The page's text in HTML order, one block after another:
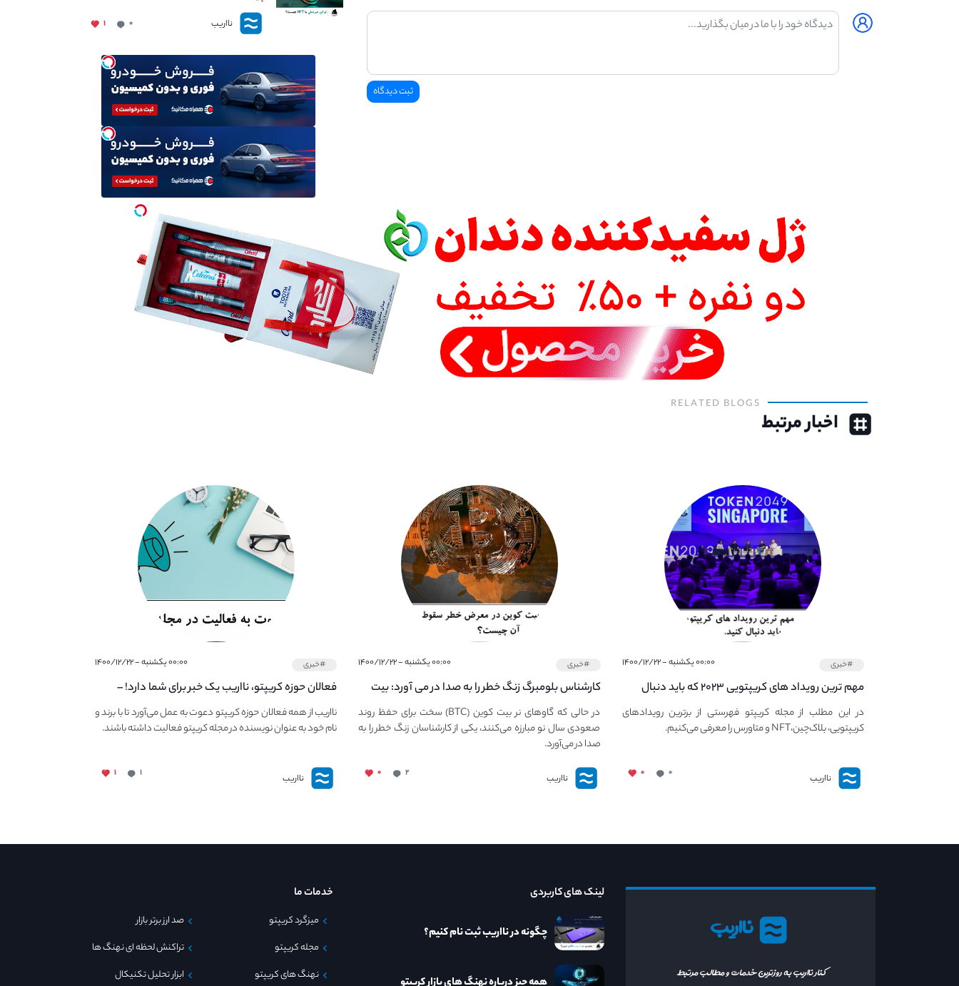
نااریب ۰ ۱
RELATED BLOGS
اخبار مرتبط
#خبری ۰۰:۰۰ یکشنبه - ۱۴۰۰/۱۲/۲۲
مهم ترین رویداد های کریپتویی ۲۰۲۳ که باید دنبال
کنید – معرفی بهترین رویداد های جهانی
در این مطلب از مجله کریپتو فهرستی از برترین رویدادهای
کریپتویی، بلاک‌چین،NFT و متاورس را معرفی می‌کنیم.
نااریب ۰ ۰
#خبری ۰۰:۰۰ یکشنبه - ۱۴۰۰/۱۲/۲۲
کارشناس بلومبرگ زنگ خطر را به صدا در می آورد: بیت
کوین در معرض خطر سقوط بزرگ است - دلیل آن
چیست؟
در حالی که گاوهای نر بیت کوین (BTC) سخت برای حفظ روند
صعودی سال نو مبارزه می‌کنند، یکی از کارشناسان زنگ خطر را به
صدا در می‌آورد.
نااریب ۲ ۰
#خبری ۰۰:۰۰ یکشنبه - ۱۴۰۰/۱۲/۲۲
فعالان حوزه کریپتو، نااریب یک خبر برای شما دارد! –
دعوت به فعالیت در مجله کریپتو
نااریب از همه فعالان حوزه کریپتو دعوت به عمل می‌آورد تا با برند و
نام خود به عنوان نویسنده در مجله کریپتو فعالیت داشته باشند.
نااریب ۱ ۱
نااریب
کنار نااریب به روزترین خدمات و مطالب مرتبط
لینک های کاربردی
چگونه در نااریب ثبت نام کنیم؟
خدمات ما
میزگرد کریپتو
مجله کریپتو
نهنگ های کریپتو
صد ارز برتر بازار
تراکنش لحظه ای نهنگ ها
ابزار تحلیل تکنیکال